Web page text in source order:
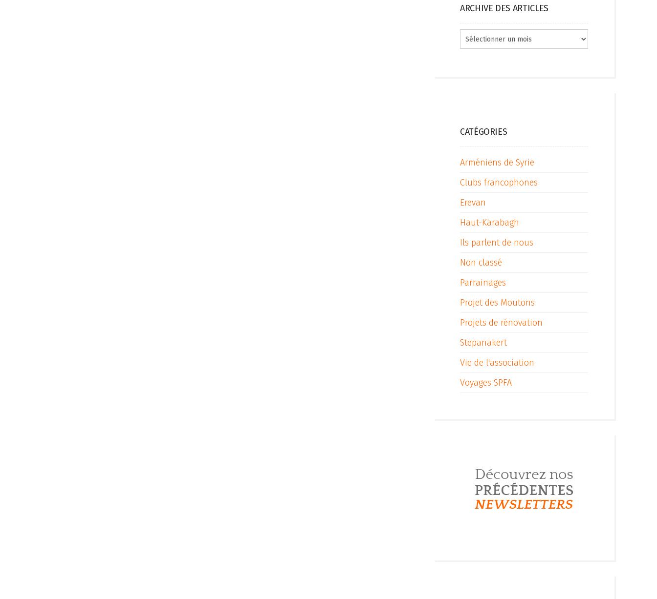
ARCHIVE DES ARTICLES
des
CATÉGORIES
Arméniens de Syrie
Clubs francophones
Erevan
Haut-Karabagh
Ils parlent de nous
Non classé
Parrainages
Projet des Moutons
Projets de rénovation
Stepanakert
Vie de l'association
Voyages SPFA